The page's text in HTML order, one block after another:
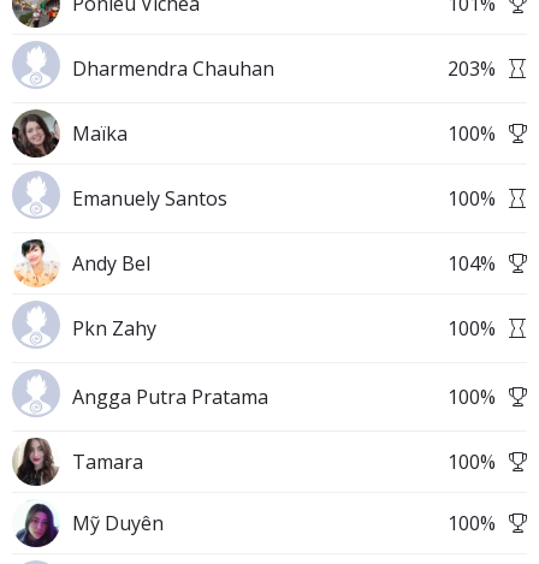
Dharmendra Chauhan 203%
Maïka 100%
Emanuely Santos 100%
Andy Bel 104%
Pkn Zahy 100%
Angga Putra Pratama 100%
Tamara 100%
Mỹ Duyên 100%